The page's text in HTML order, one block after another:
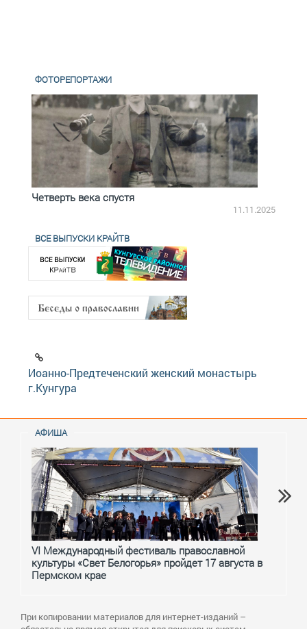
ФОТОРЕПОРТАЖИ
Четверть века спустя
11.11.2025
ВСЕ ВЫПУСКИ КРАЙТВ
Иоанно-Предтеченский женский монастырь
г.Кунгура
АФИША
VI Международный фестиваль православной
культуры «Свет Белогорья» пройдет 17 августа в
Пермском крае
При копировании материалов для интернет-изданий –